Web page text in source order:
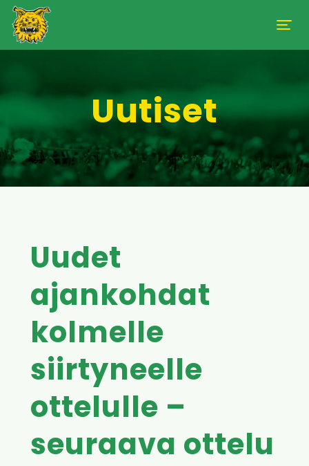
Uutiset
Uudet
ajankohdat
kolmelle
siirtyneelle
ottelulle –
seuraava ottelu